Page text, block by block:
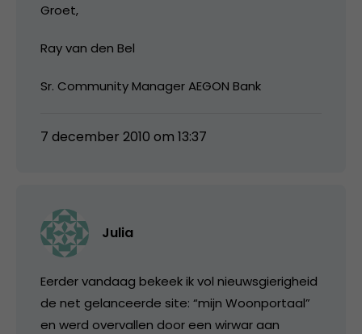
Groet,
Ray van den Bel
Sr. Community Manager AEGON Bank
7 december 2010 om 13:37
Julia
Eerder vandaag bekeek ik vol nieuwsgierigheid
de net gelanceerde site: “mijn Woonportaal”
en werd overvallen door een wirwar aan